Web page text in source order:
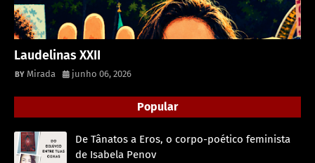
Laudelinas XXII
Mirada junho 06, 2026
Popular
De Tânatos a Eros, o corpo-poético feminista
de Isabela Penov